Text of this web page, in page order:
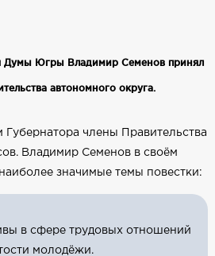
Думы Югры Владимир Семенов принял
автономного округа.
Губернатора члены Правительства
Владимир Семенов в своём
значимые темы повестки:
в сфере трудовых отношений
молодёжи.